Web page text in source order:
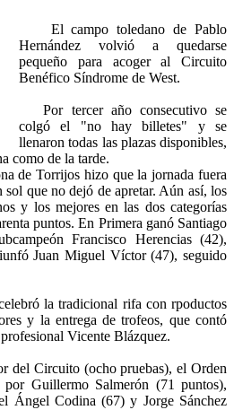
El campo toledano de Pablo
Hernández volvió a quedarse
pequeño para acoger al Circuito
Benéfico Síndrome de West.
Por tercer año consecutivo se
colgó el "no hay billetes" y se
llenaron todas las plazas disponibles,
como de la tarde.
de Torrijos hizo que la jornada fuera
sol que no dejó de apretar. Aún así, los
y los mejores en las dos categorías
puntos. En Primera ganó Santiago
Francisco Herencias (42),
Juan Miguel Víctor (47), seguido
la tradicional rifa con rpoductos
y la entrega de trofeos, que contó
Vicente Blázquez.
del Circuito (ocho pruebas), el Orden
por Guillermo Salmerón (71 puntos),
Ángel Codina (67) y Jorge Sánchez